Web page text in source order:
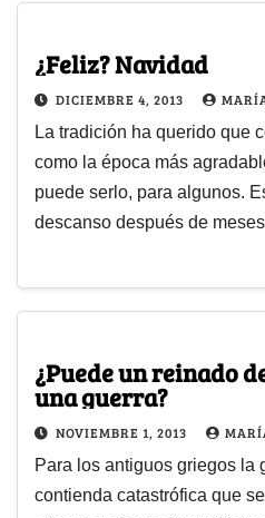
¿Feliz? Navidad
DICIEMBRE 4, 2013
La tradición ha querido que
como la época más
puede serlo, para algunos.
descanso después de
¿Puede un reinado
una guerra?
NOVIEMBRE 1, 2013
Para los antiguos griegos la
contienda catastrófica que